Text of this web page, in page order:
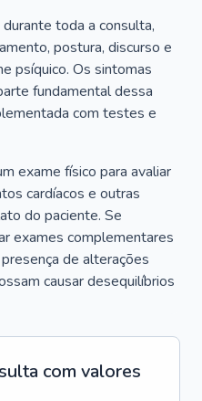
toda a consulta,
postura, discurso e
psíquico. Os sintomas
fundamental dessa
com testes e
exame físico para avaliar
cardíacos e outras
do paciente. Se
exames complementares
de alterações
causar desequilíbrios
com valores